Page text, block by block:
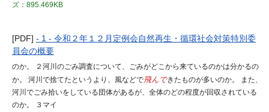
ズ：895.469KB
[PDF] - 1 - 令和２年１２月定例会自然再生・循環社会対策特別委
員会の概要
のか。 ２河川のごみ調査について、ごみがどこから来ているのかは分かるの
か。 河川で捨てたというより、風などで飛んできたものが多いのか。 また、
河川でごみ拾いをしている団体があるが、全体のどの程度が回収されている
のか。 ３マイ